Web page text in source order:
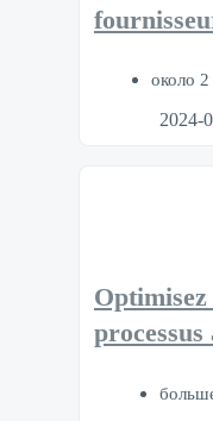
около 2
2024-
Optimisez
processus